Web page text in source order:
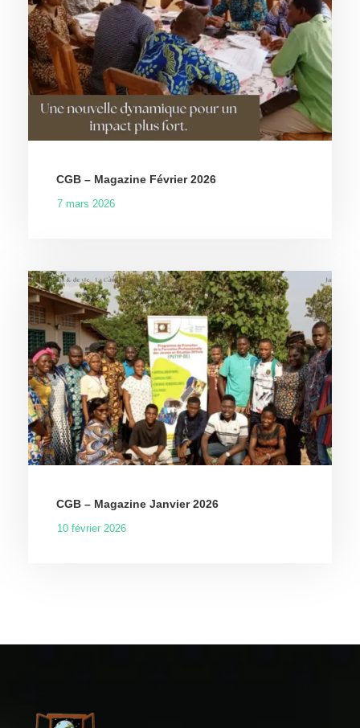
CGB – Magazine Février 2026
7 mars 2026
CGB – Magazine Janvier 2026
10 février 2026